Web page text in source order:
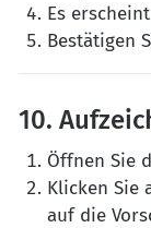
Es
Bestätigen
10.
Öffnen Sie
Klicken Sie
auf die